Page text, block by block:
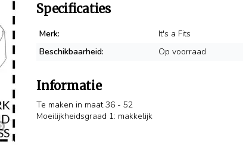
Specificaties
Merk:
It's a Fits
Beschikbaarheid:
Op voorraad
Informatie
Te maken in maat 36 - 52
Moeilijkheidsgraad 1: makkelijk